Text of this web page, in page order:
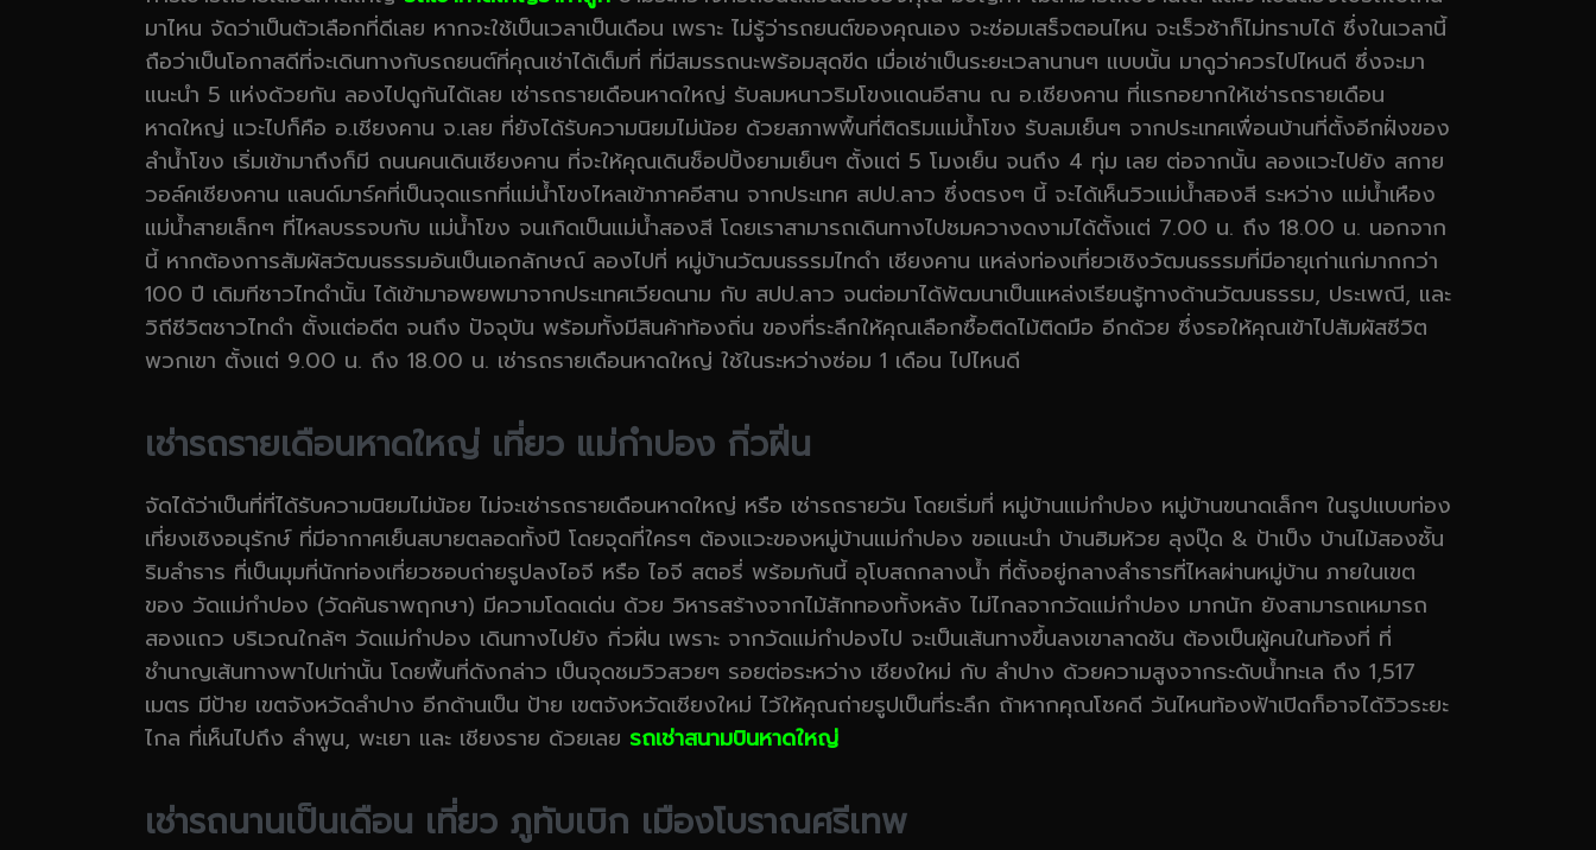
มาไหน จัดว่าเป็นตัวเลือกที่ดีเลย หากจะใช้เป็นเวลาเป็นเดือน เพราะ ไม่รู้ว่ารถยนต์ของคุณเอง จะซ่อมเสร็จตอนไหน จะเร็วช้าก็ไม่ทราบได้ ซึ่งในเวลานี้
ถือว่าเป็นโอกาสดีที่จะเดินทางกับรถยนต์ที่คุณเช่าได้เต็มที่ ที่มีสมรรถนะพร้อมสุดขีด เมื่อเช่าเป็นระยะเวลานานๆ แบบนั้น มาดูว่าควรไปไหนดี ซึ่งจะมา
แนะนำ 5 แห่งด้วยกัน ลองไปดูกันได้เลย เช่ารถรายเดือนหาดใหญ่ รับลมหนาวริมโขงแดนอีสาน ณ อ.เชียงคาน ที่แรกอยากให้เช่ารถรายเดือน
หาดใหญ่ แวะไปก็คือ อ.เชียงคาน จ.เลย ที่ยังได้รับความนิยมไม่น้อย ด้วยสภาพพื้นที่ติดริมแม่น้ำโขง รับลมเย็นๆ จากประเทศเพื่อนบ้านที่ตั้งอีกฝั่งของ
ลำน้ำโขง เริ่มเข้ามาถึงก็มี ถนนคนเดินเชียงคาน ที่จะให้คุณเดินช็อปปิ้งยามเย็นๆ ตั้งแต่ 5 โมงเย็น จนถึง 4 ทุ่ม เลย ต่อจากนั้น ลองแวะไปยัง สกาย
วอล์คเชียงคาน แลนด์มาร์คที่เป็นจุดแรกที่แม่น้ำโขงไหลเข้าภาคอีสาน จากประเทศ สปป.ลาว ซึ่งตรงๆ นี้ จะได้เห็นวิวแม่น้ำสองสี ระหว่าง แม่น้ำเหือง
แม่น้ำสายเล็กๆ ที่ไหลบรรจบกับ แม่น้ำโขง จนเกิดเป็นแม่น้ำสองสี โดยเราสามารถเดินทางไปชมควางดงามได้ตั้งแต่ 7.00 น. ถึง 18.00 น. นอกจาก
นี้ หากต้องการสัมผัสวัฒนธรรมอันเป็นเอกลักษณ์ ลองไปที่ หมู่บ้านวัฒนธรรมไทดำ เชียงคาน แหล่งท่องเที่ยวเชิงวัฒนธรรมที่มีอายุเก่าแก่มากกว่า
100 ปี เดิมทีชาวไทดำนั้น ได้เข้ามาอพยพมาจากประเทศเวียดนาม กับ สปป.ลาว จนต่อมาได้พัฒนาเป็นแหล่งเรียนรู้ทางด้านวัฒนธรรม, ประเพณี, และ
วิถีชีวิตชาวไทดำ ตั้งแต่อดีต จนถึง ปัจจุบัน พร้อมทั้งมีสินค้าท้องถิ่น ของที่ระลึกให้คุณเลือกซื้อติดไม้ติดมือ อีกด้วย ซึ่งรอให้คุณเข้าไปสัมผัสชีวิต
พวกเขา ตั้งแต่ 9.00 น. ถึง 18.00 น. เช่ารถรายเดือนหาดใหญ่ ใช้ในระหว่างซ่อม 1 เดือน ไปไหนดี
เช่ารถรายเดือนหาดใหญ่ เที่ยว แม่กำปอง กิ่วฝิ่น
จัดได้ว่าเป็นที่ที่ได้รับความนิยมไม่น้อย ไม่จะเช่ารถรายเดือนหาดใหญ่ หรือ เช่ารถรายวัน โดยเริ่มที่ หมู่บ้านแม่กำปอง หมู่บ้านขนาดเล็กๆ ในรูปแบบท่อง
เที่ยงเชิงอนุรักษ์ ที่มีอากาศเย็นสบายตลอดทั้งปี โดยจุดที่ใครๆ ต้องแวะของหมู่บ้านแม่กำปอง ขอแนะนำ บ้านฮิมห้วย ลุงปุ๊ด & ป้าเป็ง บ้านไม้สองชั้น
ริมลำธาร ที่เป็นมุมที่นักท่องเที่ยวชอบถ่ายรูปลงไอจี หรือ ไอจี สตอรี่ พร้อมกันนี้ อุโบสถกลางน้ำ ที่ตั้งอยู่กลางลำธารที่ไหลผ่านหมู่บ้าน ภายในเขต
ของ วัดแม่กำปอง (วัดคันธาพฤกษา) มีความโดดเด่น ด้วย วิหารสร้างจากไม้สักทองทั้งหลัง ไม่ไกลจากวัดแม่กำปอง มากนัก ยังสามารถเหมารถ
สองแถว บริเวณใกล้ๆ วัดแม่กำปอง เดินทางไปยัง กิ่วฝิ่น เพราะ จากวัดแม่กำปองไป จะเป็นเส้นทางขึ้นลงเขาลาดชัน ต้องเป็นผู้คนในท้องที่ ที่
ชำนาญเส้นทางพาไปเท่านั้น โดยพื้นที่ดังกล่าว เป็นจุดชมวิวสวยๆ รอยต่อระหว่าง เชียงใหม่ กับ ลำปาง ด้วยความสูงจากระดับน้ำทะเล ถึง 1,517
เมตร มีป้าย เขตจังหวัดลำปาง อีกด้านเป็น ป้าย เขตจังหวัดเชียงใหม่ ไว้ให้คุณถ่ายรูปเป็นที่ระลึก ถ้าหากคุณโชคดี วันไหนท้องฟ้าเปิดก็อาจได้วิวระยะ
ไกล ที่เห็นไปถึง ลำพูน, พะเยา และ เชียงราย ด้วยเลย รถเช่าสนามบินหาดใหญ่
เช่ารถนานเป็นเดือน เที่ยว ภูทับเบิก เมืองโบราณศรีเทพ